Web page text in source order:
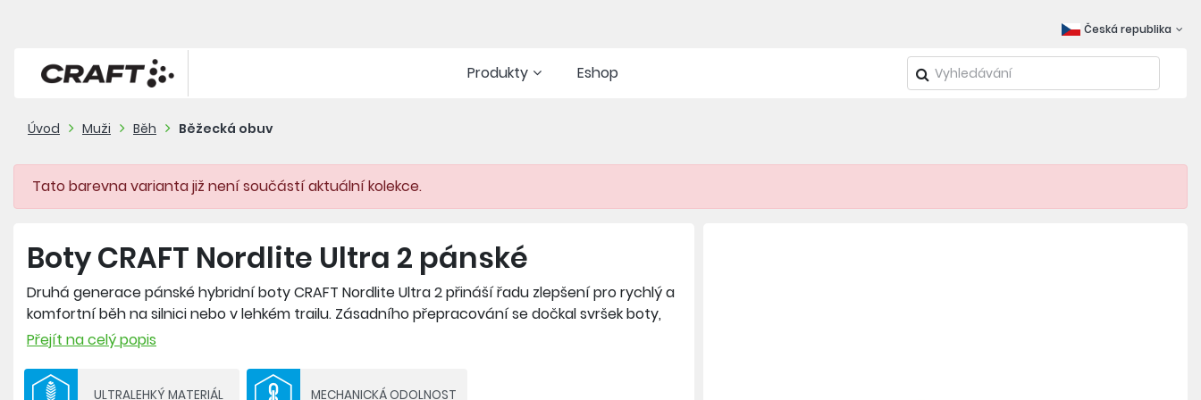
Česká republika
Produkty Eshop
Úvod Muži Běh Běžecká obuv
Tato barevna varianta již není součástí aktuální kolekce.
Boty CRAFT Nordlite Ultra 2 pánské
Druhá generace pánské hybridní boty CRAFT Nordlite Ultra 2 přináší řadu zlepšení pro rychlý a
komfortní běh na silnici nebo v lehkém trailu. Zásadního přepracování se dočkal svršek boty,
který je utkán z odolného polyesterového meshe a doplněn o TPU výztuhy. Díky tomu noha
K tomu napomáhá i Cr Foam™ pěna v mezipodešvi. Je to velmi lehká a udržitelná dusíková
Přejít na celý popis
ULTRALEHKÝ MATERIÁL MECHANICKÁ ODOLNOST